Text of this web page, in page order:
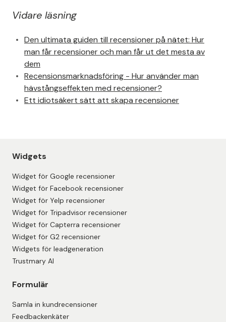
Vidare läsning
Den ultimata guiden till recensioner på nätet: Hur
man får recensioner och man får ut det mesta av
dem
Recensionsmarknadsföring - Hur använder man
hävstångseffekten med recensioner?
Ett idiotsäkert sätt att skapa recensioner
Widgets
Widget för Google recensioner
Widget för Facebook recensioner
Widget för Yelp recensioner
Widget för Tripadvisor recensioner
Widget för Capterra recensioner
Widget för G2 recensioner
Widgets för leadgeneration
Trustmary AI
Formulär
Samla in kundrecensioner
Feedbackenkäter